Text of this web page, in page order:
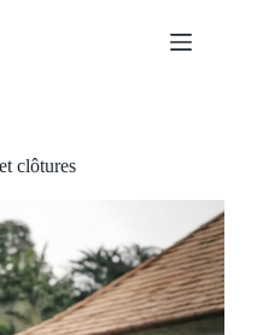
clôtures